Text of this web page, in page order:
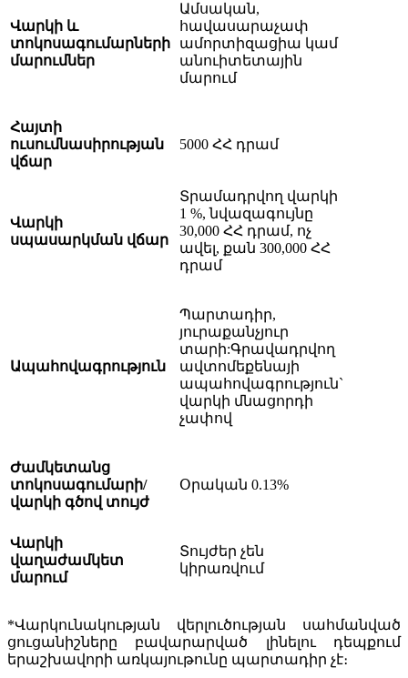
Վարկի և
տոկոսագումարների
մարումներ
Ամսական,
հավասարաչափ
ամորտիզացիա կամ
անուիտետային
մարում
Հայտի
ուսումնասիրության
վճար
5000 ՀՀ դրամ
Վարկի
սպասարկման վճար
Տրամադրվող վարկի
1 %, նվազագույնը
30,000 ՀՀ դրամ, ոչ
ավել, քան 300,000 ՀՀ
դրամ
Ապահովագրություն
Պարտադիր,
յուրաքանչյուր
տարի:Գրավադրվող
ավտոմեքենայի
ապահովագրություն`
վարկի մնացորդի
չափով
Ժամկետանց
տոկոսագումարի/
վարկի գծով տույժ
Օրական 0.13%
Վարկի
վաղաժամկետ
մարում
Տույժեր չեն
կիրառվում
*Վարկունակության վերլուծության սահմանված
ցուցանիշները բավարարված լինելու դեպքում
երաշխավորի առկայութունը պարտադիր չէ։